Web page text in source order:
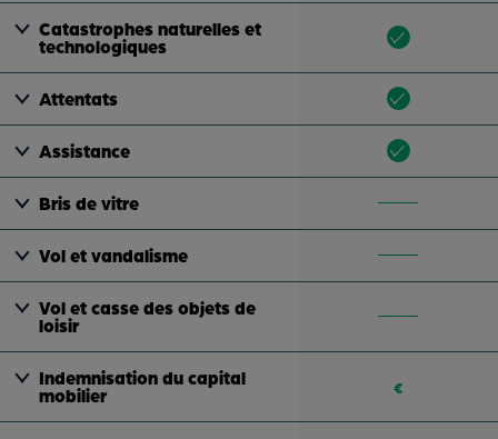
Catastrophes naturelles et
technologiques
Attentats
Assistance
Bris de vitre
Vol et vandalisme
Vol et casse des objets de
loisir
Indemnisation du capital
mobilier
€